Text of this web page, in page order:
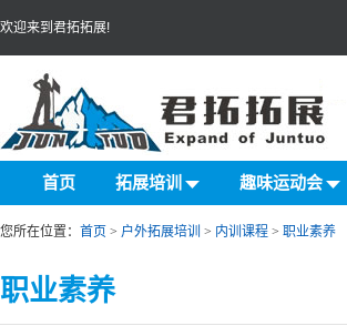
欢迎来到君拓拓展!
首页 拓展培训 趣味运动会
您所在位置： 首页 > 户外拓展培训 > 内训课程 > 职业素养
职业素养